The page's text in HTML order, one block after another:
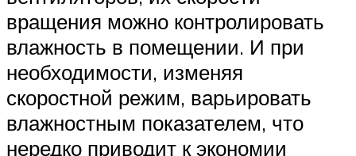
вращения можно контролировать
влажность в помещении. И при
необходимости, изменяя
скоростной режим, варьировать
влажностным показателем, что
нередко приводит к экономии